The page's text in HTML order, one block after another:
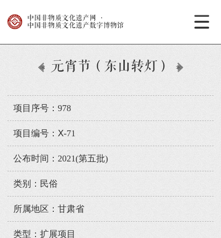
中国非物质文化遗产网
·
中国非物质文化遗产数字博物馆
元宵节（东山转灯）
项目序号：978
项目编号：Ⅹ-71
公布时间：2021(第五批)
类别：民俗
所属地区：甘肃省
类型：扩展项目